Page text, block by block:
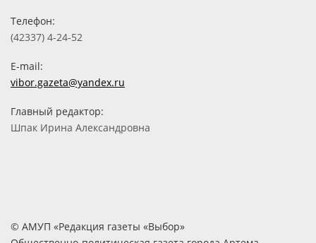
Телефон:
(42337) 4-24-52
E-mail:
vibor.gazeta@yandex.ru
Главный редактор:
Шпак Ирина Александровна
© АМУП «Редакция газеты «Выбор»